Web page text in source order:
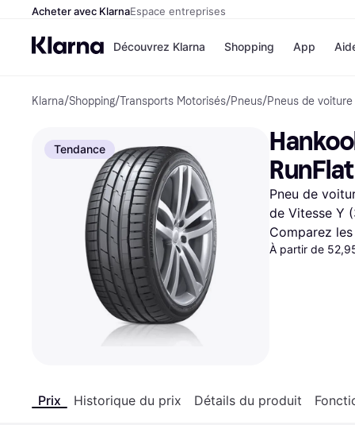
Acheter avec KlarnaEspace entreprises
Découvrez Klarna
Options de
paiement
Payer maintenant
Paiement en 3 fois
Paiement à 30 jours
Klarna sur Apple Pay
Shopping
Magasins
Airbnb
Temu
JD Sports
Voir tous les
App
Klarna/Shopping/Transports Motorisés/Pneus/Pneus de voiture
Tendance
RunFlat
Pneu de
de Vitesse Y
Comparez
À partir de
Prix Historique du prix Détails du produit